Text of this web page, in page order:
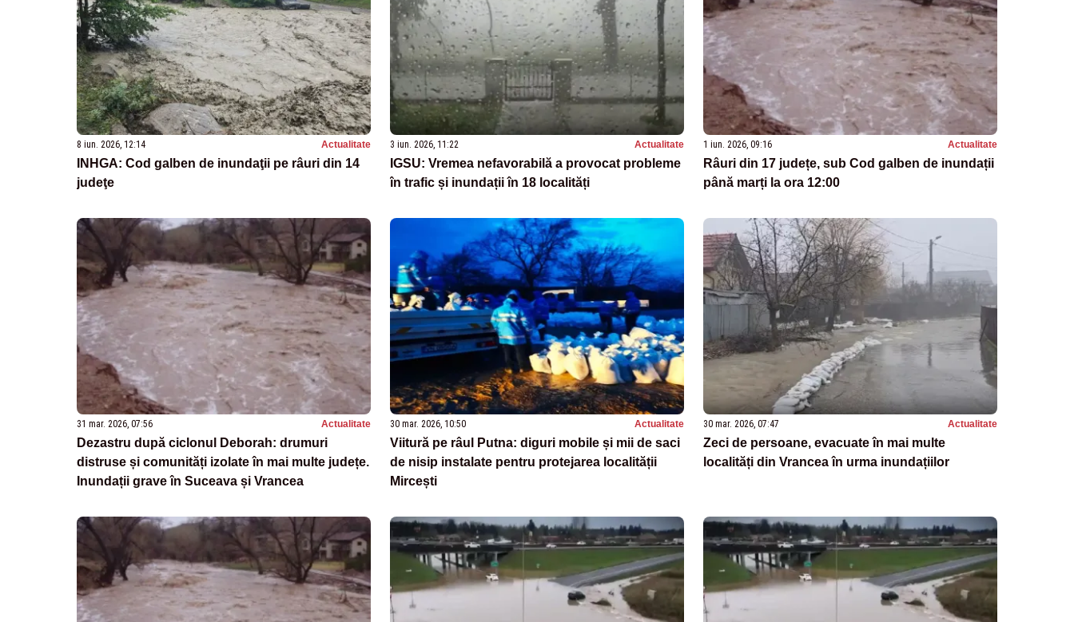
8 iun. 2026, 12:14 Actualitate
INHGA: Cod galben de inundaţii pe râuri din 14
judeţe
3 iun. 2026, 11:22 Actualitate
IGSU: Vremea nefavorabilă a provocat probleme
în trafic și inundații în 18 localități
1 iun. 2026, 09:16 Actualitate
Râuri din 17 județe, sub Cod galben de inundații
până marți la ora 12:00
31 mar. 2026, 07:56 Actualitate
Dezastru după ciclonul Deborah: drumuri
distruse și comunități izolate în mai multe județe.
Inundații grave în Suceava și Vrancea
30 mar. 2026, 10:50 Actualitate
Viitură pe râul Putna: diguri mobile și mii de saci
de nisip instalate pentru protejarea localității
Mircești
30 mar. 2026, 07:47 Actualitate
Zeci de persoane, evacuate în mai multe
localități din Vrancea în urma inundațiilor